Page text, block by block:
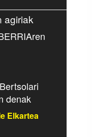
agiriak
denak
Elkartea